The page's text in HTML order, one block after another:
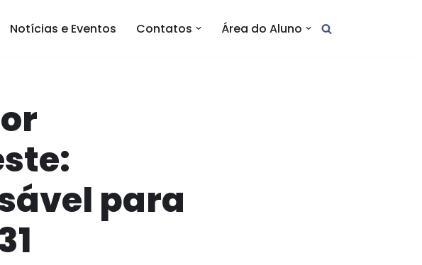
Notícias e Eventos Contatos Área do Aluno
para